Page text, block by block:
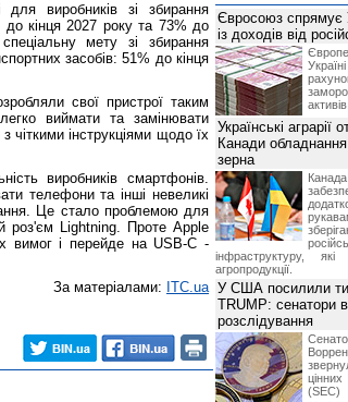
для виробників зі збирання
до кінця 2027 року та 73% до
мету зі збирання
засобів: 51% до кінця
свої пристрої таким
виймати та замінювати
чіткими інструкціями щодо їх
виробників смартфонів.
телефони та інші невеликі
Це стало проблемою для
роз'єм Lightning. Проте Apple
вимог і перейде на USB-C -
За матеріалами: ITC.ua
Євросоюз спрямує
із доходів від
активів.
Українські аграрії
Канади
зерна
інфраструктуру,
агропродукції.
У США посилили
TRUMP: сенатори
розслідування